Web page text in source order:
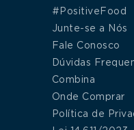
#PositiveFood
Junte-se a Nós
Fale Conosco
Dúvidas
Combina
Onde Comprar
Política de